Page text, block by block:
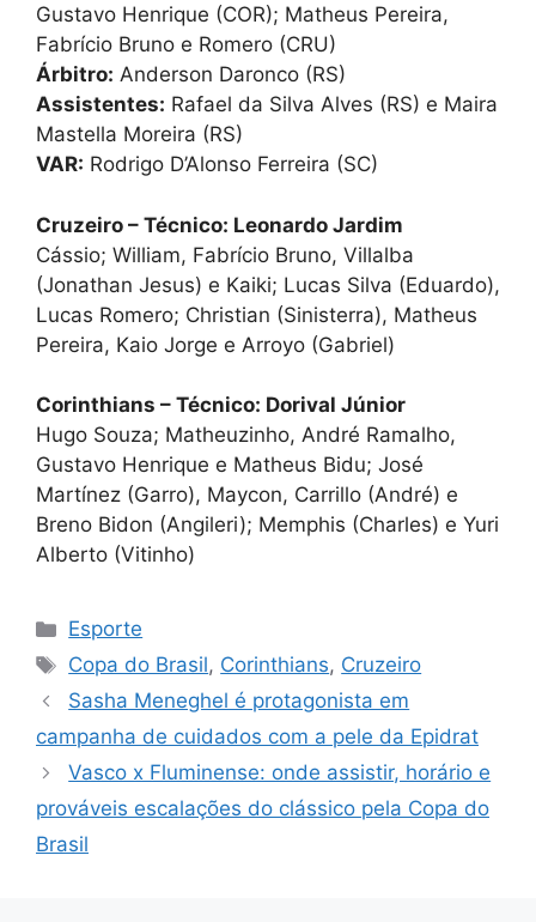
Gustavo Henrique (COR); Matheus Pereira,
Fabrício Bruno e Romero (CRU)
Árbitro: Anderson Daronco (RS)
Assistentes: Rafael da Silva Alves (RS) e Maira
Mastella Moreira (RS)
VAR: Rodrigo D’Alonso Ferreira (SC)
Cruzeiro – Técnico: Leonardo Jardim
Cássio; William, Fabrício Bruno, Villalba
(Jonathan Jesus) e Kaiki; Lucas Silva (Eduardo),
Lucas Romero; Christian (Sinisterra), Matheus
Pereira, Kaio Jorge e Arroyo (Gabriel)
Corinthians – Técnico: Dorival Júnior
Hugo Souza; Matheuzinho, André Ramalho,
Gustavo Henrique e Matheus Bidu; José
Martínez (Garro), Maycon, Carrillo (André) e
Breno Bidon (Angileri); Memphis (Charles) e Yuri
Alberto (Vitinho)
Categorias
Esporte
Tags
Copa do Brasil, Corinthians, Cruzeiro
Sasha Meneghel é protagonista em
campanha de cuidados com a pele da Epidrat
Vasco x Fluminense: onde assistir, horário e
prováveis escalações do clássico pela Copa do
Brasil